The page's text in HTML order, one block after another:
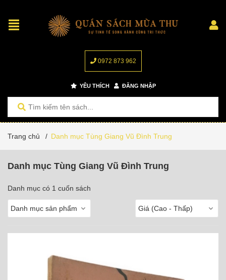
0972 873 962
YÊU THÍCH ĐĂNG NHẬP
Trang chủ / Danh mục Tùng Giang Vũ Đình Trung
Danh mục Tùng Giang Vũ Đình Trung
Danh mục có 1 cuốn sách
Danh mục sản phẩm Giá (Cao - Thấp)